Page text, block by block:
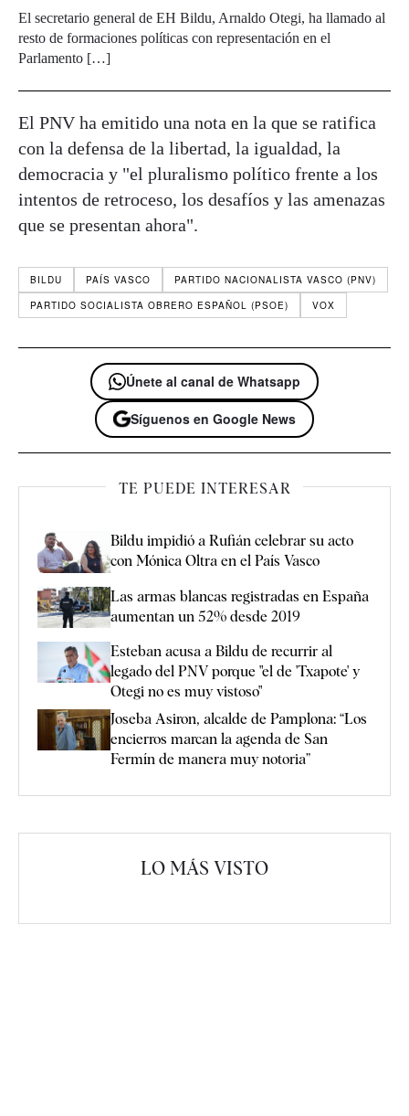
El secretario general de EH Bildu, Arnaldo Otegi, ha llamado al
resto de formaciones políticas con representación en el
Parlamento […]
El PNV ha emitido una nota en la que se ratifica
con la defensa de la libertad, la igualdad, la
democracia y "el pluralismo político frente a los
intentos de retroceso, los desafíos y las amenazas
que se presentan ahora".
BILDU PAÍS VASCO
PARTIDO NACIONALISTA VASCO (PNV)
PARTIDO SOCIALISTA OBRERO ESPAÑOL (PSOE)
VOX
Únete al canal de Whatsapp
Síguenos en Google News
TE PUEDE INTERESAR
Bildu impidió a Rufián celebrar su acto
con Mónica Oltra en el País Vasco
Las armas blancas registradas en España
aumentan un 52% desde 2019
Esteban acusa a Bildu de recurrir al
legado del PNV porque "el de 'Txapote' y
Otegi no es muy vistoso"
Joseba Asiron, alcalde de Pamplona: “Los
encierros marcan la agenda de San
Fermín de manera muy notoria”
LO MÁS VISTO